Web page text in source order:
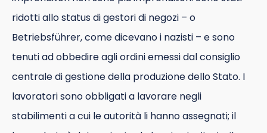
ridotti allo status di gestori di negozi – o
Betriebsführer, come dicevano i nazisti – e sono
tenuti ad obbedire agli ordini emessi dal consiglio
centrale di gestione della produzione dello Stato. I
lavoratori sono obbligati a lavorare negli
stabilimenti a cui le autorità li hanno assegnati; il